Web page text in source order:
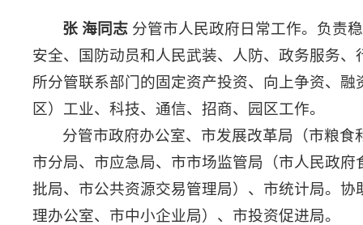
张 海同志 分管市人民政府日常工作。负责
安全、国防动员和人民武装、人防、政务服务
所分管联系部门的固定资产投资、向上争资、
区）工业、科技、通信、招商、园区工作。
分管市政府办公室、市发展改革局（市粮
市分局、市应急局、市市场监管局（市人民政
批局、市公共资源交易管理局）、市统计局。
理办公室、市中小企业局）、市投资促进局。